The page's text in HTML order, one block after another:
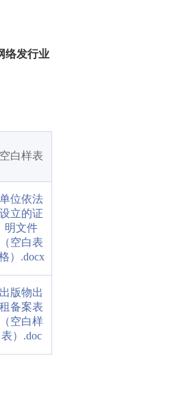
络发行业
空白样表
单位依法
设立的证
明文件
（空白表
）.docx
出版物出
租备案表
（空白样
表）.doc